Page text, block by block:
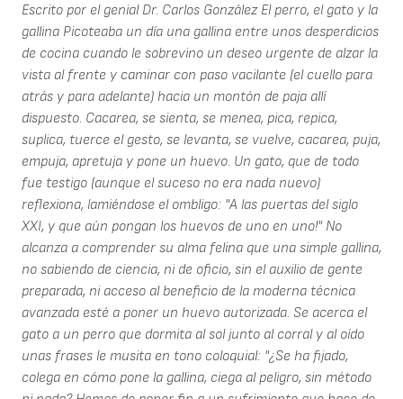
Escrito por el genial Dr. Carlos González El perro, el gato y la
gallina Picoteaba un día una gallina entre unos desperdicios
de cocina cuando le sobrevino un deseo urgente de alzar la
vista al frente y caminar con paso vacilante (el cuello para
atrás y para adelante) hacia un montón de paja allí
dispuesto. Cacarea, se sienta, se menea, pica, repica,
suplica, tuerce el gesto, se levanta, se vuelve, cacarea, puja,
empuja, apretuja y pone un huevo. Un gato, que de todo
fue testigo (aunque el suceso no era nada nuevo)
reflexiona, lamiéndose el ombligo: "A las puertas del siglo
XXI, y que aún pongan los huevos de uno en uno!" No
alcanza a comprender su alma felina que una simple gallina,
no sabiendo de ciencia, ni de oficio, sin el auxilio de gente
preparada, ni acceso al beneficio de la moderna técnica
avanzada esté a poner un huevo autorizada. Se acerca el
gato a un perro que dormita al sol junto al corral y al oído
unas frases le musita en tono coloquial: "¿Se ha fijado,
colega en cómo pone la gallina, ciega al peligro, sin método